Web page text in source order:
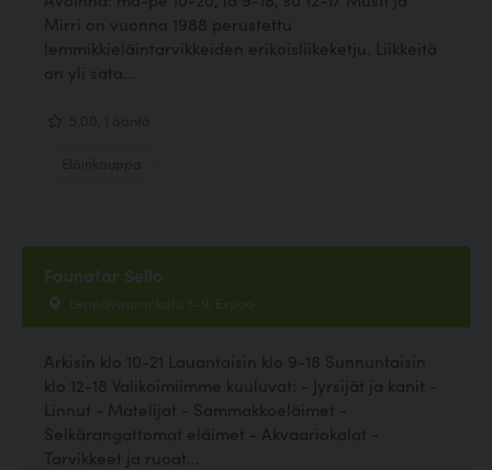
Mirri on vuonna 1988 perustettu
lemmikkieläintarvikkeiden erikoisliikeketju. Liikkeitä
on yli sata...
Faunatar Sello
Leppävaarankatu 3-9, Espoo
Arkisin klo 10-21 Lauantaisin klo 9-18 Sunnuntaisin
klo 12-18 Valikoimiimme kuuluvat: - Jyrsijät ja kanit -
Linnut - Matelijat - Sammakkoeläimet -
Selkärangattomat eläimet - Akvaariokalat -
Tarvikkeet ja ruoat...